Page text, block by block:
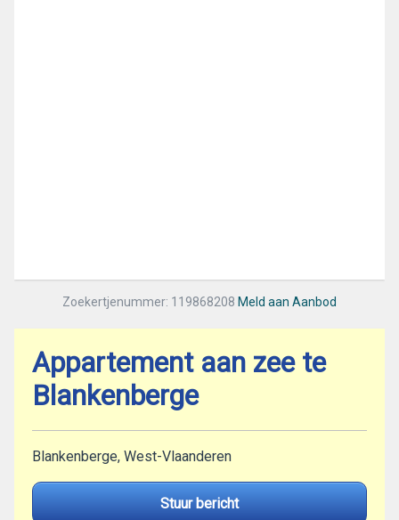
Zoekertjenummer: 119868208 Meld aan Aanbod
Appartement aan zee te
Blankenberge
Blankenberge, West-Vlaanderen
Stuur bericht